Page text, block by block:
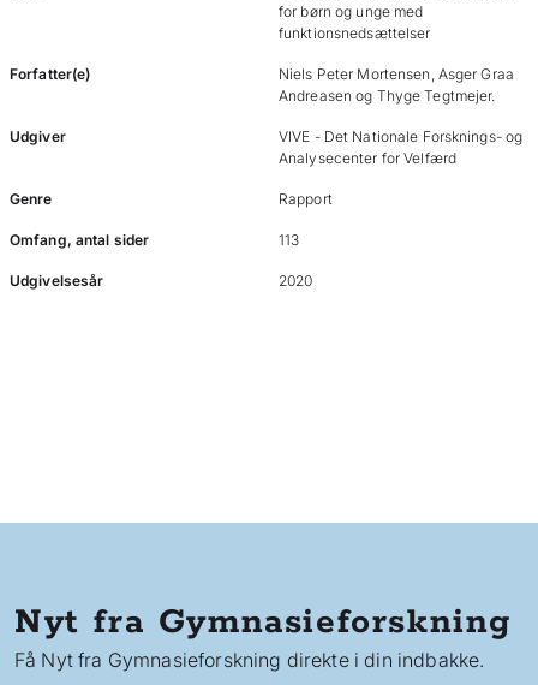
for børn og unge med
funktionsnedsættelser
Forfatter(e)
Niels Peter Mortensen, Asger Graa
Andreasen og Thyge Tegtmejer.
Udgiver
VIVE - Det Nationale Forsknings- og
Analysecenter for Velfærd
Genre Rapport
Omfang, antal sider 113
Udgivelsesår 2020
Nyt fra Gymnasieforskning
Få Nyt fra Gymnasieforskning direkte i din indbakke.